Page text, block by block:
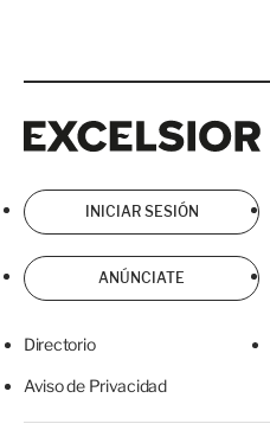
INICIAR SESIÓN
ANÚNCIATE
Directorio
Aviso de Privacidad